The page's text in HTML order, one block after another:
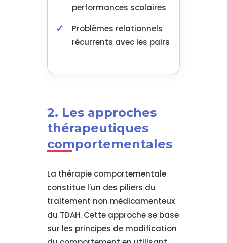
performances scolaires
Problèmes relationnels
récurrents avec les pairs
2. Les approches
thérapeutiques
comportementales
La thérapie comportementale
constitue l'un des piliers du
traitement non médicamenteux
du TDAH. Cette approche se base
sur les principes de modification